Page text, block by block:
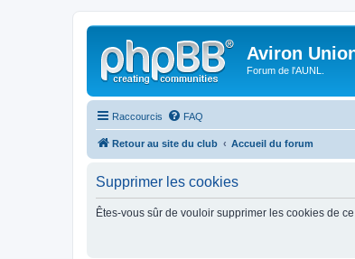
Aviron
Forum de l'AUNL.
Raccourcis FAQ
Retour au site du club Accueil du forum
Supprimer les cookies
Êtes-vous sûr de vouloir supprimer les cookies de